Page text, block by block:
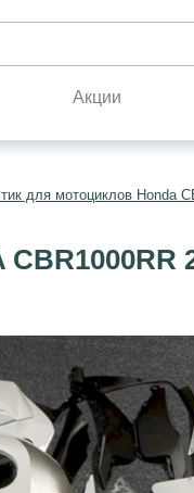
Акции
для мотоциклов Honda